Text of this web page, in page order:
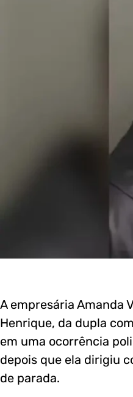
A empresária Amanda
Henrique, da dupla
em uma ocorrência
depois que ela dirigiu
de parada.